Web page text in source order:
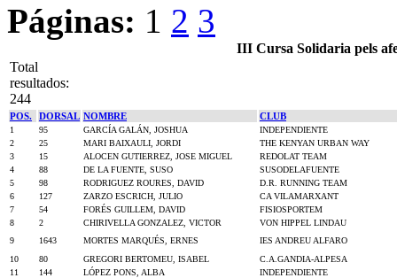
Páginas: 1 2 3
III Cursa Solidaria pels
Total
resultados:
244
POS. DORSAL NOMBRE CLUB
1 95 GARCÍA GALÁN, JOSHUA
INDEPENDIENTE
2
25 MARI BAIXAULI, JORDI
THE KENYAN URBAN WAY
3
15 ALOCEN GUTIERREZ, JOSE MIGUEL
REDOLAT TEAM
4
88 DE LA FUENTE, SUSO
SUSODELAFUENTE
5
98 RODRIGUEZ ROURES, DAVID
D.R. RUNNING TEAM
6
127 ZARZO ESCRICH, JULIO
CA VILAMARXANT
7
54 FORÉS GUILLEM, DAVID
FISIOSPORTEM
8
2 CHIRIVELLA GONZALEZ, VICTOR
VON HIPPEL LINDAU
9
1643 MORTES MARQUÉS, ERNES
IES ANDREU ALFARO
10
80 GREGORI BERTOMEU, ISABEL
C.A.GANDIA-ALPESA
11
144 LÓPEZ PONS, ALBA
INDEPENDIENTE